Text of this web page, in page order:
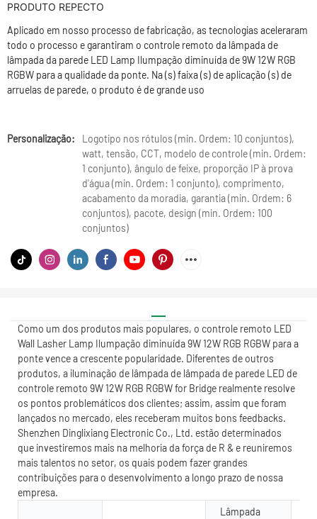
PRODUTO REPECTO
Aplicado em nosso processo de fabricação, as tecnologias aceleraram
todo o processo e garantiram o controle remoto da lâmpada de
lâmpada da parede LED Lamp Ilumpação diminuída de 9W 12W RGB
RGBW para a qualidade da ponte. Na (s) faixa (s) de aplicação (s) de
arruelas de parede, o produto é de grande uso
Personalização:
Logotipo nos rótulos (min. Ordem: 10 conjuntos),
watt, tensão, CCT, modelo de controle (min. Ordem:
1 conjunto), ângulo de feixe, proporção IP à prova
d'água (min. Ordem: 1 conjunto), comprimento,
acabamento da moradia, garantia (min. Ordem: 6
conjuntos), pacote, design (min. Ordem: 100
conjuntos)
Como um dos produtos mais populares, o controle remoto LED
Wall Lasher Lamp Ilumpação diminuída 9W 12W RGB RGBW para a
ponte vence a crescente popularidade. Diferentes de outros
produtos, a iluminação de lâmpada de lâmpada de parede LED de
controle remoto 9W 12W RGB RGBW for Bridge realmente resolve
os pontos problemáticos dos clientes; assim, assim que foram
lançados no mercado, eles receberam muitos bons feedbacks.
Shenzhen Dinglixiang Electronic Co., Ltd. estão determinados
que investiremos mais na melhoria da força de R & e reuniremos
mais talentos no setor, os quais podem fazer grandes
contribuições para o desenvolvimento a longo prazo de nossa
empresa.
Lâmpada